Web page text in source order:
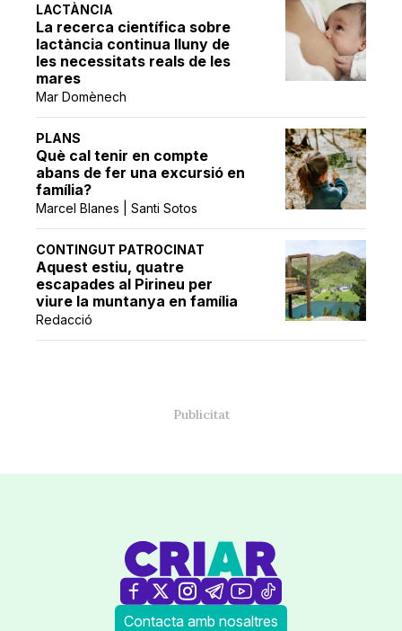
LACTÀNCIA
La recerca científica sobre
lactància continua lluny de
les necessitats reals de les
mares
Mar Domènech
PLANS
Què cal tenir en compte
abans de fer una excursió en
família?
Marcel Blanes | Santi Sotos
CONTINGUT PATROCINAT
Aquest estiu, quatre
escapades al Pirineu per
viure la muntanya en família
Redacció
Contacta amb nosaltres